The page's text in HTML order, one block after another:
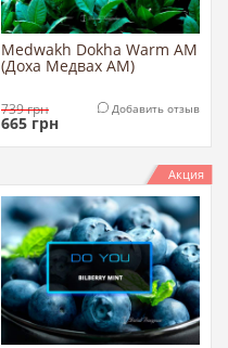
Medwakh Dokha Warm AM
(Доха Медвах АМ)
739грн
665 грн
Добавить отзыв
Акция